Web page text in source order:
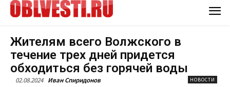
Жителям всего Волжского в
течение трех дней придется
обходиться без горячей воды
02.08.2024 Иван Спиридонов НОВОСТИ